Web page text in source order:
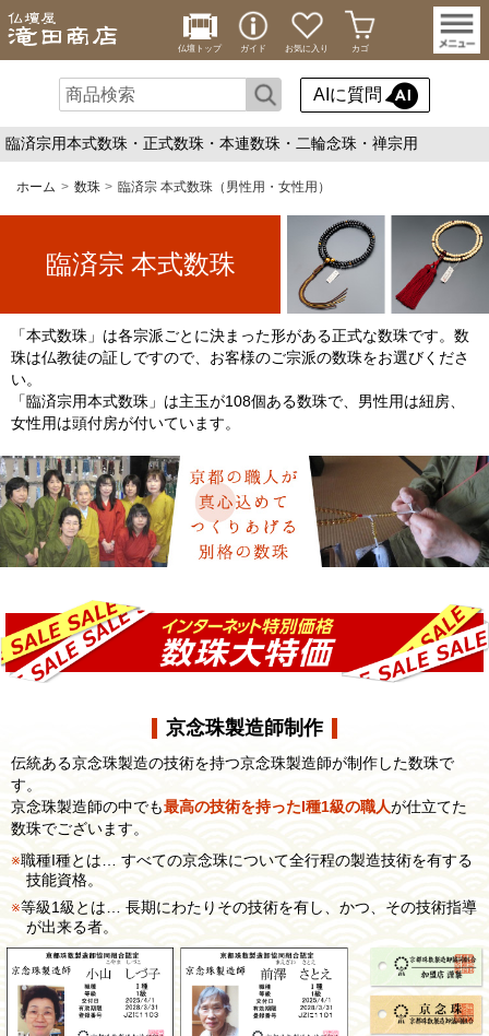
仏壇トップ ガイド お気に入り カゴ
AIに質問
臨済宗用本式数珠・正式数珠・本連数珠・二輪念珠・禅宗用
ホーム 数珠 臨済宗 本式数珠（男性用・女性用）
臨済宗 本式数珠
「本式数珠」は各宗派ごとに決まった形がある正式な数珠です。数
珠は仏教徒の証しですので、お客様のご宗派の数珠をお選びくださ
い。
「臨済宗用本式数珠」は主玉が108個ある数珠で、男性用は紐房、
女性用は頭付房が付いています。
京念珠製造師制作
伝統ある京念珠製造の技術を持つ京念珠製造師が制作した数珠で
す。
京念珠製造師の中でも最高の技術を持ったI種1級の職人が仕立てた
数珠でございます。
職種I種とは… すべての京念珠について全行程の製造技術を有する
技能資格。
等級1級とは… 長期にわたりその技術を有し、かつ、その技術指導
が出来る者。